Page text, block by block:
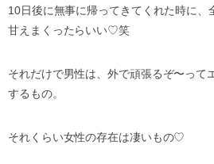
10日後に無事に帰ってきてくれた時に、
甘えまくったらいい♡笑
それだけで男性は、外で頑張るぞ〜って
するもの。
それくらい女性の存在は凄いもの♡